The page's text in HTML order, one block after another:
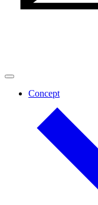
Concept